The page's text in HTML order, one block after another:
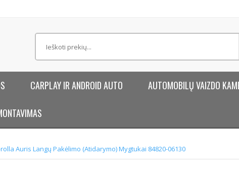
CARPLAY IR ANDROID AUTO AUTOMOBILŲ VAIZDO
Auris Langų Pakėlimo (Atidarymo) Mygtukai 84820-06130